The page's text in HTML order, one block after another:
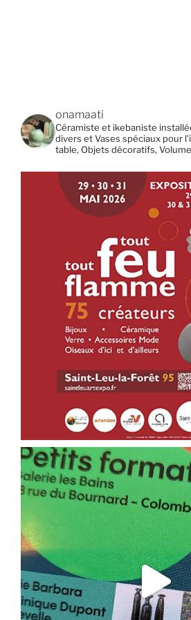
onamaati
Céramiste et ikebaniste
divers et Vases spéciaux pour
table, Objets décoratifs,